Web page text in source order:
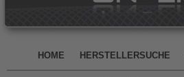
HOME HERSTELLERSUCHE